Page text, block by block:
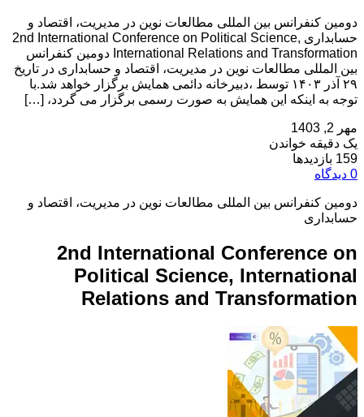
دومین کنفرانس بین المللی مطالعات نوین در مدیریت، اقتصاد و
حسابداری 2nd International Conference on Political Science,
International Relations and Transformation دومین کنفرانس
بین المللی مطالعات نوین در مدیریت، اقتصاد و حسابداری در تاریخ
۲۹ آذر ۱۴۰۳ توسط ،دبیرخانه دائمی همایش برگزار خواهد شد.با
توجه به اینکه این همایش به صورت رسمی برگزار می گردد، […]
مهر 2, 1403
یک دقیقه خواندن
159 بازدیدها
0 دیدگاه
دومین کنفرانس بین المللی مطالعات نوین در مدیریت، اقتصاد و
حسابداری
2nd International Conference on
Political Science, International
Relations and Transformation